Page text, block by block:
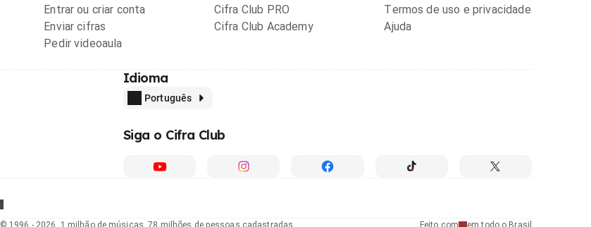
Entrar ou criar conta
Enviar cifras
Pedir videoaula
Cifra Club PRO
Cifra Club Academy
Termos de uso e privacidade
Ajuda
Idioma
Português
Siga o Cifra Club
Feito com em todo o Brasil
© 1996 - 2026, 1 milhão de músicas, 78 milhões de pessoas cadastradas